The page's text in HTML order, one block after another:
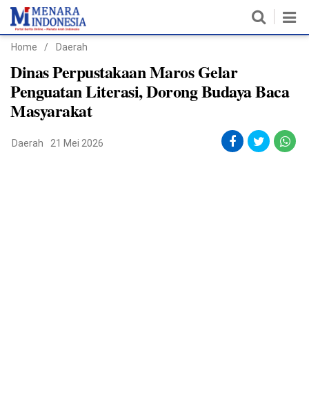
Home
Nasional
Home / Daerah
Dinas Perpustakaan Maros Gelar
Penguatan Literasi, Dorong Budaya Baca
Masyarakat
Daerah 21 Mei 2026